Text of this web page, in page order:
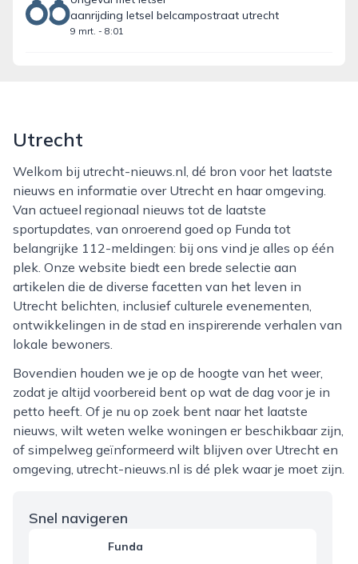
aanrijding letsel belcampostraat utrecht
9 mrt. - 8:01
Utrecht
Welkom bij utrecht-nieuws.nl, dé bron voor het laatste
nieuws en informatie over Utrecht en haar omgeving.
Van actueel regionaal nieuws tot de laatste
sportupdates, van onroerend goed op Funda tot
belangrijke 112-meldingen: bij ons vind je alles op één
plek. Onze website biedt een brede selectie aan
artikelen die de diverse facetten van het leven in
Utrecht belichten, inclusief culturele evenementen,
ontwikkelingen in de stad en inspirerende verhalen van
lokale bewoners.
Bovendien houden we je op de hoogte van het weer,
zodat je altijd voorbereid bent op wat de dag voor je in
petto heeft. Of je nu op zoek bent naar het laatste
nieuws, wilt weten welke woningen er beschikbaar zijn,
of simpelweg geïnformeerd wilt blijven over Utrecht en
omgeving, utrecht-nieuws.nl is dé plek waar je moet zijn.
Snel navigeren
Funda